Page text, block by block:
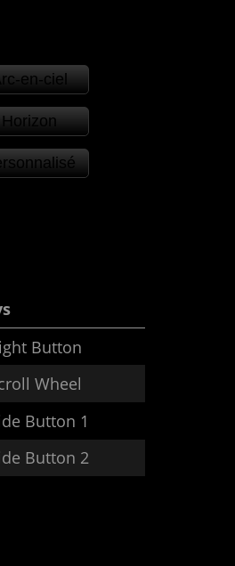
en-ciel
Horizon
Button
Wheel
Button 1
Button 2